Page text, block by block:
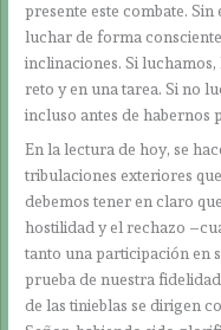
presente este combate.
luchar de forma
inclinaciones. Si
reto y en una tarea. Si no
incluso antes de habernos
En la lectura de hoy, se
tribulaciones exteriores
debemos tener en claro
hostilidad y el rechazo
tanto una participación en
prueba de nuestra
de las tinieblas se dirigen